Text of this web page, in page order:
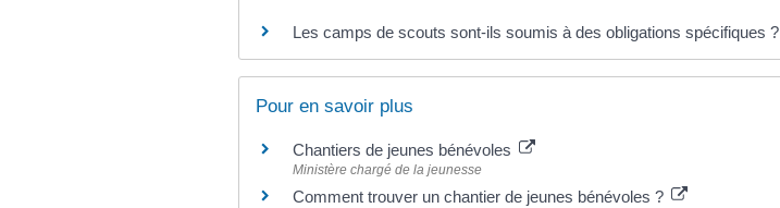
Les camps de scouts sont-ils soumis à des obligations spécifiques ?
Pour en savoir plus
Chantiers de jeunes bénévoles
Ministère chargé de la jeunesse
Comment trouver un chantier de jeunes bénévoles ?